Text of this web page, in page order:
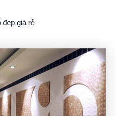
đẹp giá rẻ